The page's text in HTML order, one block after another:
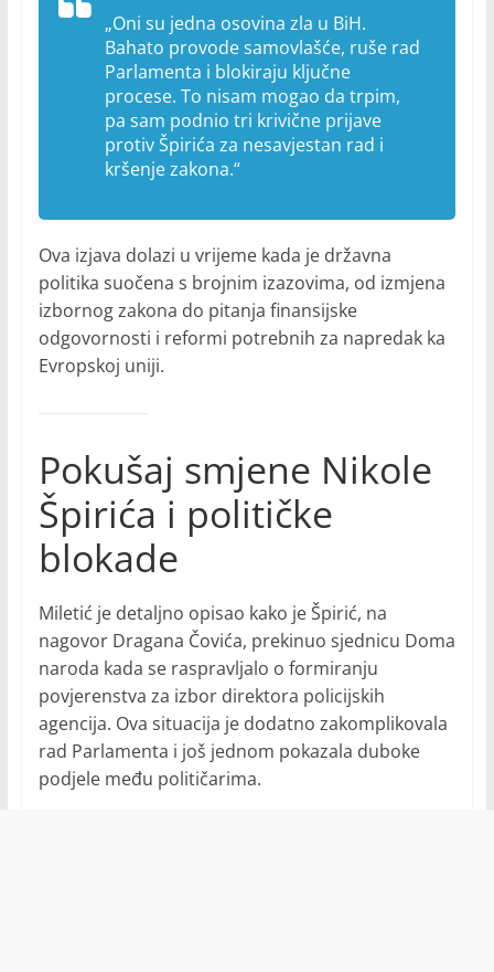
„Oni su jedna osovina zla u BiH.
Bahato provode samovlašće, ruše rad
Parlamenta i blokiraju ključne
procese. To nisam mogao da trpim,
pa sam podnio tri krivične prijave
protiv Špirića za nesavjestan rad i
kršenje zakona.“
Ova izjava dolazi u vrijeme kada je državna
politika suočena s brojnim izazovima, od izmjena
izbornog zakona do pitanja finansijske
odgovornosti i reformi potrebnih za napredak ka
Evropskoj uniji.
Pokušaj smjene Nikole
Špirića i političke
blokade
Miletić je detaljno opisao kako je Špirić, na
nagovor Dragana Čovića, prekinuo sjednicu Doma
naroda kada se raspravljalo o formiranju
povjerenstva za izbor direktora policijskih
agencija. Ova situacija je dodatno zakomplikovala
rad Parlamenta i još jednom pokazala duboke
podjele među političarima.